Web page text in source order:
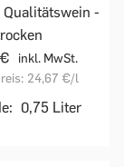
-
inkl. MwSt.
24,67 €/l
0,75 Liter